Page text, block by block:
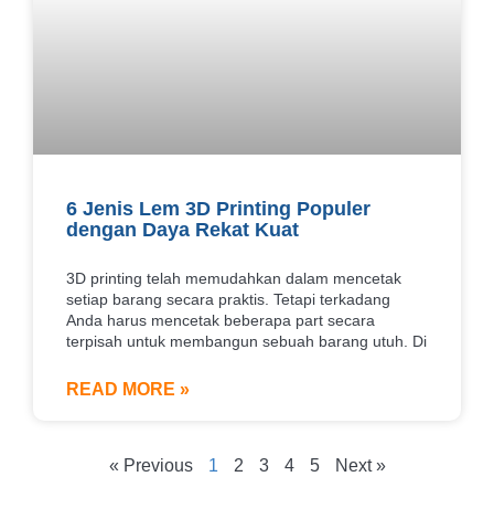
6 Jenis Lem 3D Printing Populer
dengan Daya Rekat Kuat
3D printing telah memudahkan dalam mencetak
setiap barang secara praktis. Tetapi terkadang
Anda harus mencetak beberapa part secara
terpisah untuk membangun sebuah barang utuh. Di
READ MORE »
« Previous 1 2 3 4 5 Next »